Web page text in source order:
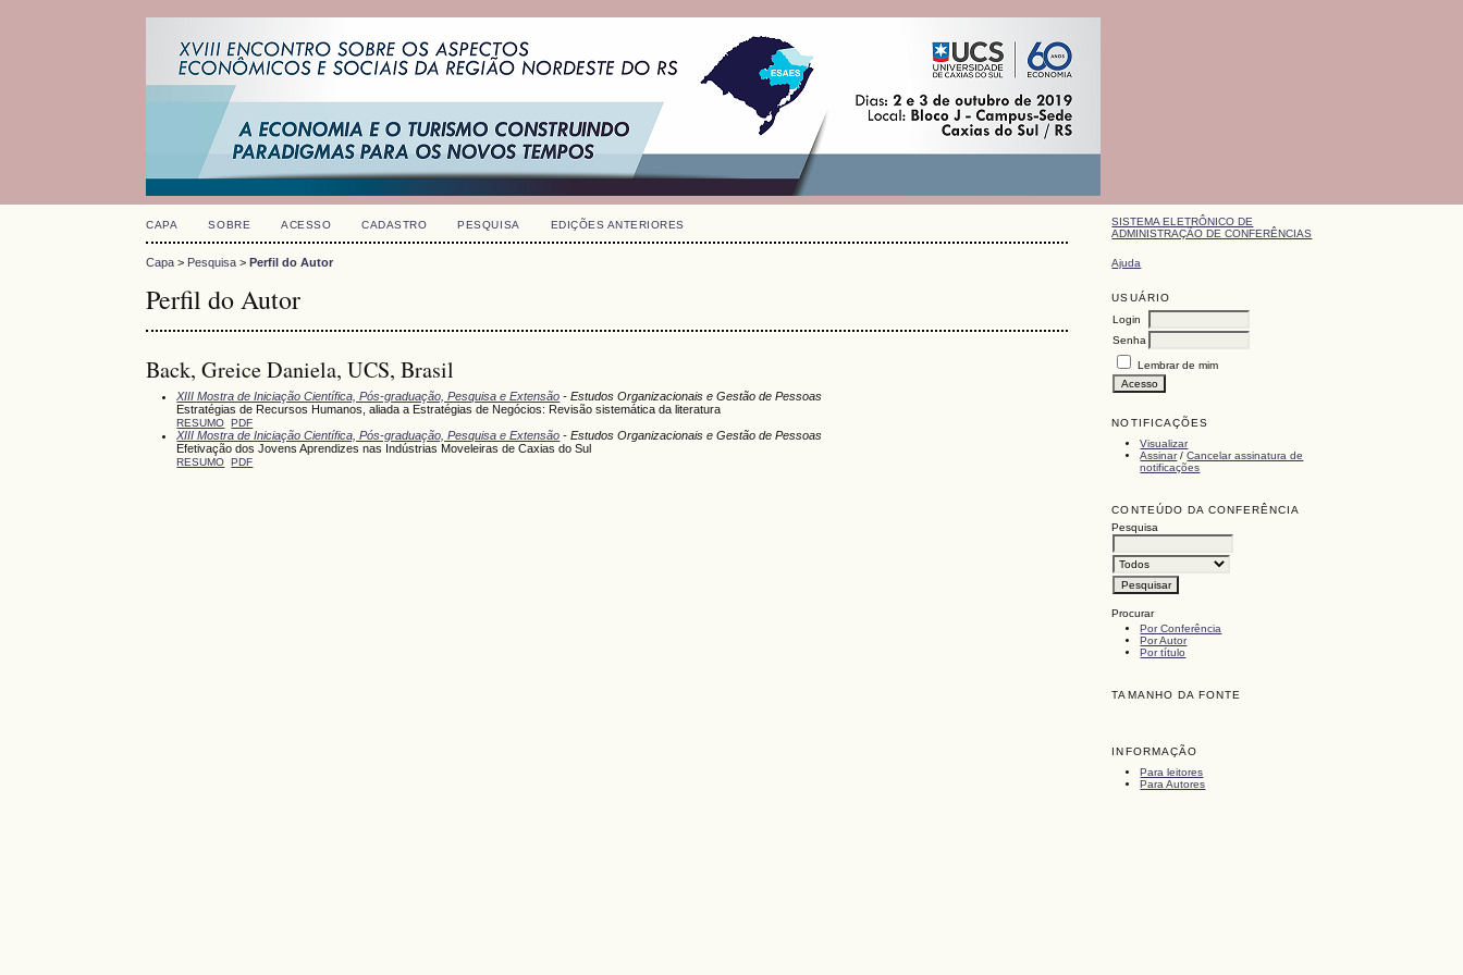
SISTEMA ELETRÔNICO DE
ADMINISTRAÇÃO DE CONFERÊNCIAS
Ajuda
USUÁRIO
Login
Senha
Lembrar de mim
NOTIFICAÇÕES
Visualizar
Assinar/Cancelar assinatura de
notificações
CONTEÚDO DA CONFERÊNCIA
Pesquisa
Procurar
Por Conferência
Por Autor
Por título
TAMANHO DA FONTE
INFORMAÇÃO
Para leitores
Para Autores
CAPA SOBRE ACESSO CADASTRO PESQUISA EDIÇÕES ANTERIORES
Capa > Pesquisa >Perfil do Autor
Perfil do Autor
Back, Greice Daniela, UCS, Brasil
XIII Mostra de Iniciação Científica, Pós-graduação, Pesquisa e Extensão - Estudos Organizacionais e Gestão de Pessoas
Estratégias de Recursos Humanos, aliada a Estratégias de Negócios: Revisão sistemática da literatura
RESUMO PDF
XIII Mostra de Iniciação Científica, Pós-graduação, Pesquisa e Extensão - Estudos Organizacionais e Gestão de Pessoas
Efetivação dos Jovens Aprendizes nas Indústrias Moveleiras de Caxias do Sul
RESUMO PDF